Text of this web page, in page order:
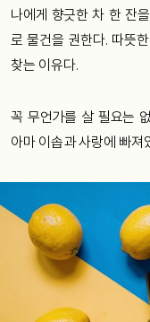
나에게 향긋한 차 한 잔
로 물건을 권한다. 따뜻
찾는 이유다.
꼭 무언가를 살 필요는
아마 이솝과 사랑에 빠져